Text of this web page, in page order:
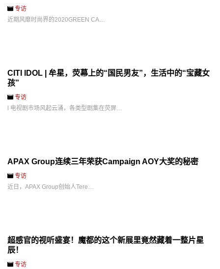
专访
近期风靡时尚界的2020GREEN CA…
CITI IDOL | 牟星，荧幕上的“国民男友”，生活中的“宝藏女
孩”
专访
l 电视剧市场风起云涌，各类型剧集在荧屏…
APAX Group连续三年荣获Campaign AOY大奖的秘密
专访
近日，APAX Group创始人Tere…
超感官的视听盛宴！魔都的这个新展里竟然藏着一整片星
辰！
专访